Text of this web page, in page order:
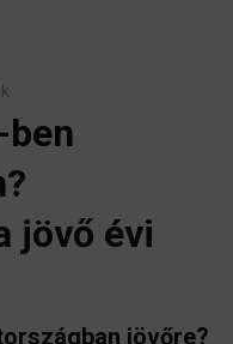
jövő évi
jövőre?